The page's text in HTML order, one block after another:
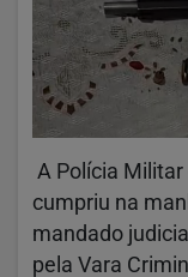
A Polícia
cumpriu na
mandado
pela Vara